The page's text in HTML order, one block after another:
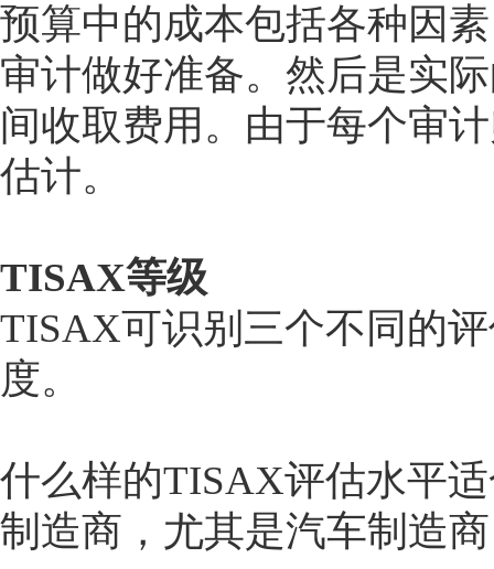
预算中的成本包括各种因
审计做好准备。然后是实
间收取费用。由于每个审
估计。
TISAX等级
TISAX可识别三个不同的
度。
什么样的TISAX评估水平
制造商，尤其是汽车制造